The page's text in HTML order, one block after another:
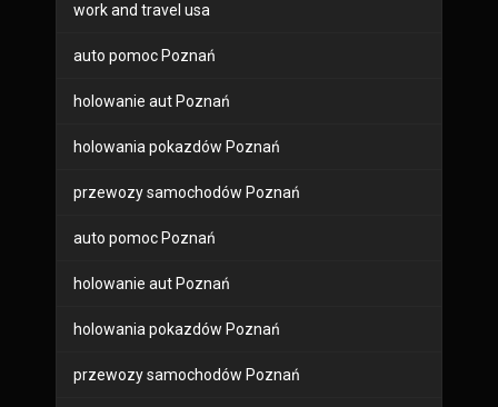
work and travel usa
auto pomoc Poznań
holowanie aut Poznań
holowania pokazdów Poznań
przewozy samochodów Poznań
auto pomoc Poznań
holowanie aut Poznań
holowania pokazdów Poznań
przewozy samochodów Poznań